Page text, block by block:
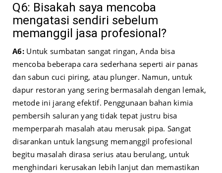
Q6: Bisakah saya mencoba
mengatasi sendiri sebelum
memanggil jasa profesional?
A6:Untuk sumbatan sangat ringan, Anda bisa
mencoba beberapa cara sederhana seperti air panas
dan sabun cuci piring, atau plunger. Namun, untuk
dapur restoran yang sering bermasalah dengan lemak,
metode ini jarang efektif. Penggunaan bahan kimia
pembersih saluran yang tidak tepat justru bisa
memperparah masalah atau merusak pipa. Sangat
disarankan untuk langsung memanggil profesional
begitu masalah dirasa serius atau berulang, untuk
menghindari kerusakan lebih lanjut dan memastikan